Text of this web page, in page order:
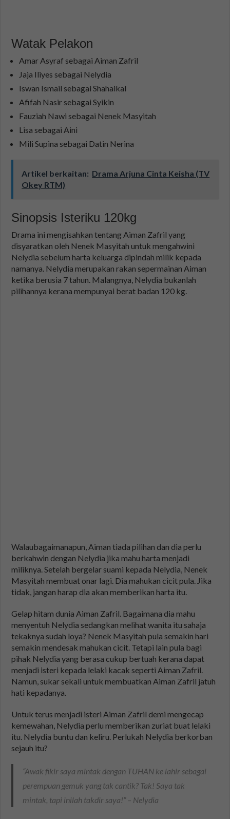
Watak Pelakon
Amar Asyraf sebagai Aiman Zafril
Jaja Iliyes sebagai Nelydia
Iswan Ismail sebagai Shahaikal
Afifah Nasir sebagai Syikin
Fauziah Nawi sebagai Nenek Masyitah
Lisa sebagai Aini
Mili Supina sebagai Datin Nerina
Artikel berkaitan: Drama Arjuna Cinta Keisha (TV
Okey RTM)
Sinopsis Isteriku 120kg
Drama ini mengisahkan tentang Aiman Zafril yang
disyaratkan oleh Nenek Masyitah untuk mengahwini
Nelydia sebelum harta keluarga dipindah milik kepada
namanya. Nelydia merupakan rakan sepermainan Aiman
ketika berusia 7 tahun. Malangnya, Nelydia bukanlah
pilihannya kerana mempunyai berat badan 120 kg.
Walaubagaimanapun, Aiman tiada pilihan dan dia perlu
berkahwin dengan Nelydia jika mahu harta menjadi
miliknya. Setelah bergelar suami kepada Nelydia, Nenek
Masyitah membuat onar lagi. Dia mahukan cicit pula. Jika
tidak, jangan harap dia akan memberikan harta itu.
Gelap hitam dunia Aiman Zafril. Bagaimana dia mahu
menyentuh Nelydia sedangkan melihat wanita itu sahaja
tekaknya sudah loya? Nenek Masyitah pula semakin hari
semakin mendesak mahukan cicit. Tetapi lain pula bagi
pihak Nelydia yang berasa cukup bertuah kerana dapat
menjadi isteri kepada lelaki kacak seperti Aiman Zafril.
Namun, sukar sekali untuk membuatkan Aiman Zafril jatuh
hati kepadanya.
Untuk terus menjadi isteri Aiman Zafril demi mengecap
kemewahan, Nelydia perlu memberikan zuriat buat lelaki
itu. Nelydia buntu dan keliru. Perlukah Nelydia berkorban
sejauh itu?
“Awak fikir saya mintak dengan TUHAN ke lahir sebagai
perempuan gemuk yang tak cantik? Tak! Saya tak
mintak, tapi inilah takdir saya!” – Nelydia